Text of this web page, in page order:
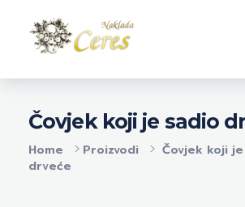
Home Proizvodi
Čovjek koji
drveće
Čovjek koji je sadio